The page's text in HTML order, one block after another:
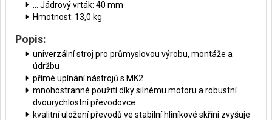
… Jádrový vrták: 40 mm
Hmotnost: 13,0 kg
Popis:
univerzální stroj pro průmyslovou výrobu, montáže a
údržbu
přímé upínání nástrojů s MK2
mnohostranné použití díky silnému motoru a robustní
dvourychlostní převodovce
kvalitní uložení převodů ve stabilní hliníkové skříni zvyšuje